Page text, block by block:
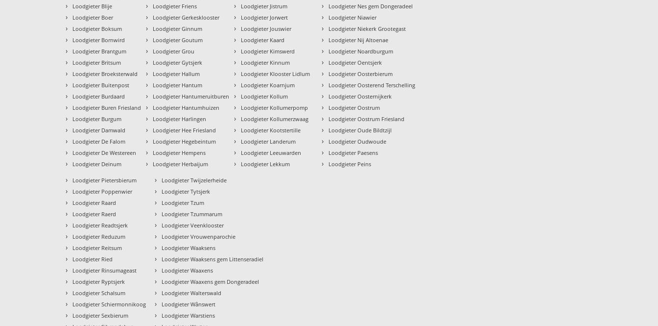
› Loodgieter Blije
› Loodgieter Boer
› Loodgieter Boksum
› Loodgieter Bornwird
› Loodgieter Brantgum
› Loodgieter Britsum
› Loodgieter Broeksterwald
› Loodgieter Buitenpost
› Loodgieter Burdaard
› Loodgieter Buren Friesland
› Loodgieter Burgum
› Loodgieter Damwald
› Loodgieter De Falom
› Loodgieter De Westereen
› Loodgieter Deinum
› Loodgieter Friens
› Loodgieter Gerkesklooster
› Loodgieter Ginnum
› Loodgieter Goutum
› Loodgieter Grou
› Loodgieter Gytsjerk
› Loodgieter Hallum
› Loodgieter Hantum
› Loodgieter Hantumeruitburen
› Loodgieter Hantumhuizen
› Loodgieter Harlingen
› Loodgieter Hee Friesland
› Loodgieter Hegebeintum
› Loodgieter Hempens
› Loodgieter Herbaijum
› Loodgieter Jistrum
› Loodgieter Jorwert
› Loodgieter Jouswier
› Loodgieter Kaard
› Loodgieter Kimswerd
› Loodgieter Kinnum
› Loodgieter Klooster Lidlum
› Loodgieter Koarnjum
› Loodgieter Kollum
› Loodgieter Kollumerpomp
› Loodgieter Kollumerzwaag
› Loodgieter Kootstertille
› Loodgieter Landerum
› Loodgieter Leeuwarden
› Loodgieter Lekkum
› Loodgieter Nes gem Dongeradeel
› Loodgieter Niawier
› Loodgieter Niekerk Grootegast
› Loodgieter Nij Altoenae
› Loodgieter Noardburgum
› Loodgieter Oentsjerk
› Loodgieter Oosterbierum
› Loodgieter Oosterend Terschelling
› Loodgieter Oosternijkerk
› Loodgieter Oostrum
› Loodgieter Oostrum Friesland
› Loodgieter Oude Bildtzijl
› Loodgieter Oudwoude
› Loodgieter Paesens
› Loodgieter Peins
› Loodgieter Pietersbierum
› Loodgieter Poppenwier
› Loodgieter Raard
› Loodgieter Raerd
› Loodgieter Readtsjerk
› Loodgieter Reduzum
› Loodgieter Reitsum
› Loodgieter Ried
› Loodgieter Rinsumageast
› Loodgieter Ryptsjerk
› Loodgieter Schalsum
› Loodgieter Schiermonnikoog
› Loodgieter Sexbierum
› Loodgieter Twijzelerheide
› Loodgieter Tytsjerk
› Loodgieter Tzum
› Loodgieter Tzummarum
› Loodgieter Veenklooster
› Loodgieter Vrouwenparochie
› Loodgieter Waaksens
› Loodgieter Waaksens gem Littenseradiel
› Loodgieter Waaxens
› Loodgieter Waaxens gem Dongeradeel
› Loodgieter Walterswald
› Loodgieter Wânswert
› Loodgieter Warstiens